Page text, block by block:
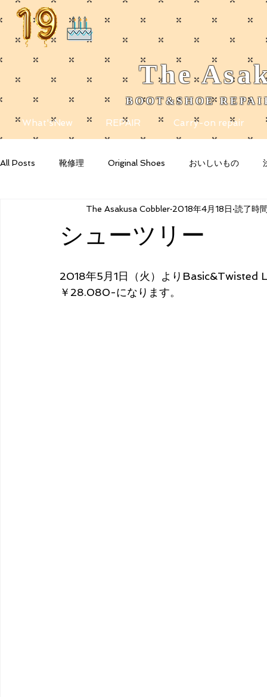
The
​BOOT&SHOE
What'sNew REPAIR Carry-on repair
All Posts 靴修理 Original Shoes おいしいもの
Your Community Blogging Tips
シューツリー
The Asakusa Cobbler 2018年4月18日 読了時
​2018年5月1日（火）よりBasic&Twisted
￥28.080-になります。